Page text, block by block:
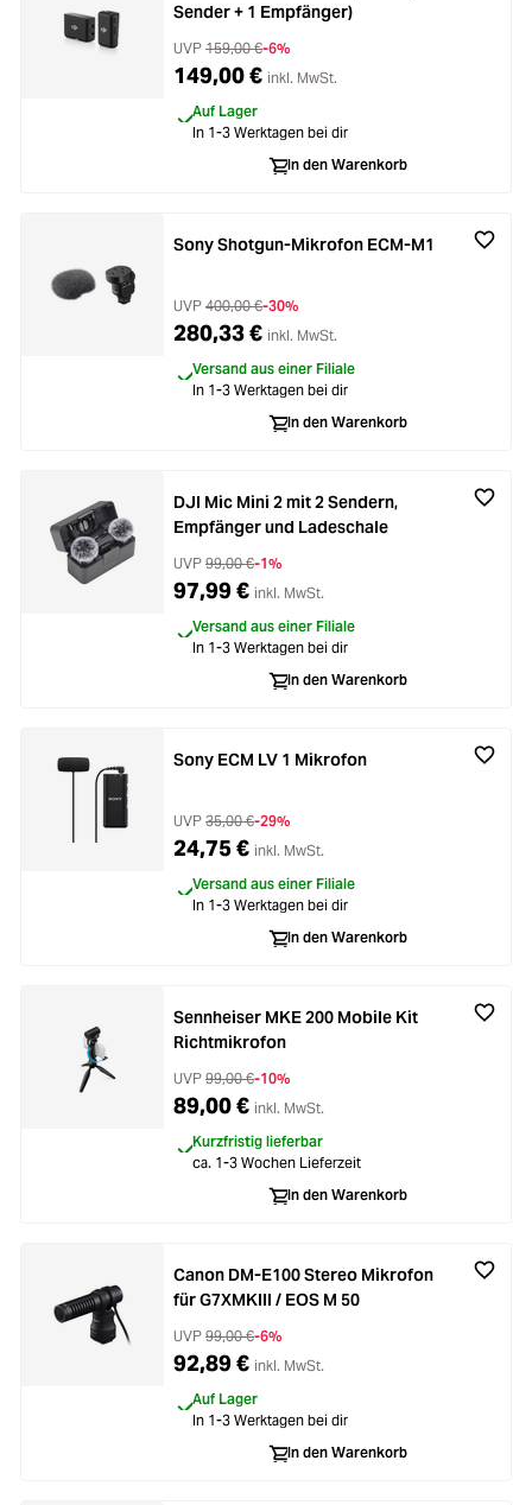
Sender + 1 Empfänger)
UVP 159,00 €-6%
149,00 € inkl. MwSt.
Auf Lager
In 1-3 Werktagen bei dir
In den Warenkorb
Sony Shotgun-Mikrofon ECM-M1
UVP 400,00 €-30%
280,33 € inkl. MwSt.
Versand aus einer Filiale
In 1-3 Werktagen bei dir
In den Warenkorb
DJI Mic Mini 2 mit 2 Sendern,
Empfänger und Ladeschale
UVP 99,00 €-1%
97,99 € inkl. MwSt.
Versand aus einer Filiale
In 1-3 Werktagen bei dir
In den Warenkorb
Sony ECM LV 1 Mikrofon
UVP 35,00 €-29%
24,75 € inkl. MwSt.
Versand aus einer Filiale
In 1-3 Werktagen bei dir
In den Warenkorb
Sennheiser MKE 200 Mobile Kit
Richtmikrofon
UVP 99,00 €-10%
89,00 € inkl. MwSt.
Kurzfristig lieferbar
ca. 1-3 Wochen Lieferzeit
In den Warenkorb
Canon DM-E100 Stereo Mikrofon
für G7XMKIII / EOS M 50
UVP 99,00 €-6%
92,89 € inkl. MwSt.
Auf Lager
In 1-3 Werktagen bei dir
In den Warenkorb